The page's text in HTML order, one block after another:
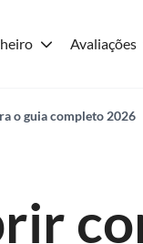
Avaliações
o guia completo 2026